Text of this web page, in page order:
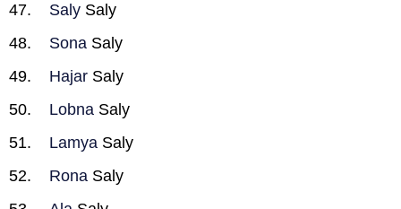
Saly Saly
Sona Saly
Hajar Saly
Lobna Saly
Lamya Saly
Rona Saly